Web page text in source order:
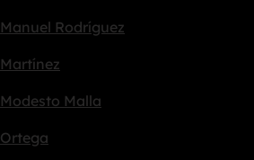
Manuel Rodríguez
Martínez
Modesto Malla
Ortega